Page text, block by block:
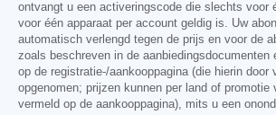
ontvangt u een activeringscode die slechts voor
voor één apparaat per account geldig is. Uw
automatisch verlengd tegen de prijs en voor de
zoals beschreven in de aanbiedingsdocumenten
op de registratie-/aankooppagina (die hierin door
opgenomen; prijzen kunnen per land of promotie
vermeld op de aankooppagina), mits u een